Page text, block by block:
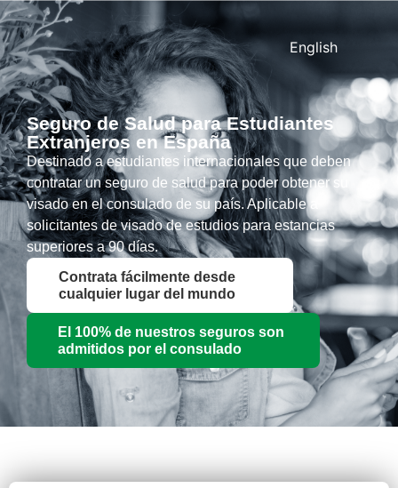
English
Seguro de Salud para Estudiantes
Extranjeros en España
Destinado a estudiantes internacionales que deben
contratar un seguro de salud para poder obtener su
visado en el consulado de su país. Aplicable a
solicitantes de visado de estudios para estancias
superiores a 90 días.
Contrata fácilmente desde
cualquier lugar del mundo
El 100% de nuestros seguros son
admitidos por el consulado